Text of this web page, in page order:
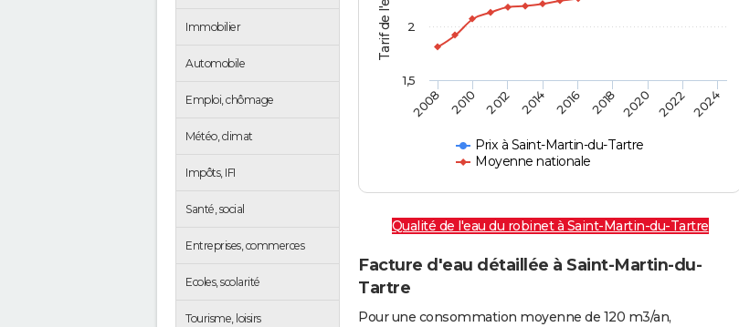
Immobilier
Automobile
Emploi, chômage
Météo, climat
Impôts, IFI
Santé, social
Entreprises, commerces
Ecoles, scolarité
Tourisme, loisirs
Prix à Saint-Martin-du-Tartre
Moyenne nationale
2008 2010 2012 2014 2016 2018 2020 2022 2024
1,5
2
Qualité de l'eau du robinet à Saint-Martin-du-Tartre
Facture d'eau détaillée à Saint-Martin-du-
Tartre
Pour une consommation moyenne de 120 m3/an,